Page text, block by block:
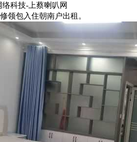
科技-上蔡喇叭网
领包入住朝南户出租。